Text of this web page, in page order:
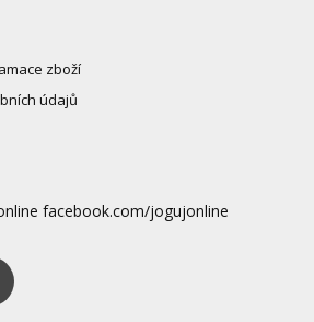
zboží
údajů
facebook.com/jogujonline